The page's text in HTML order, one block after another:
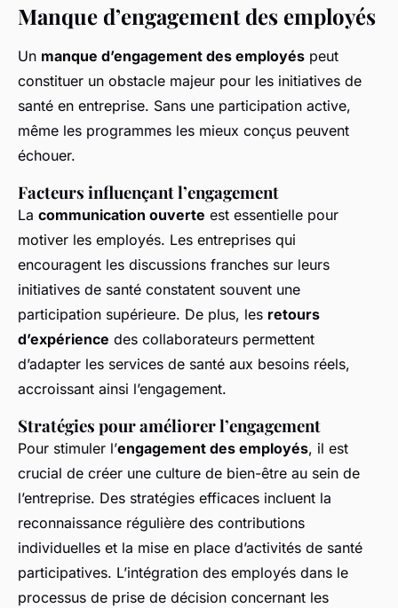
Manque d’engagement des employés
Un manque d’engagement des employés peut
constituer un obstacle majeur pour les initiatives de
santé en entreprise. Sans une participation active,
même les programmes les mieux conçus peuvent
échouer.
Facteurs influençant l’engagement
La communication ouverte est essentielle pour
motiver les employés. Les entreprises qui
encouragent les discussions franches sur leurs
initiatives de santé constatent souvent une
participation supérieure. De plus, les retours
d’expérience des collaborateurs permettent
d’adapter les services de santé aux besoins réels,
accroissant ainsi l’engagement.
Stratégies pour améliorer l’engagement
Pour stimuler l’engagement des employés, il est
crucial de créer une culture de bien-être au sein de
l’entreprise. Des stratégies efficaces incluent la
reconnaissance régulière des contributions
individuelles et la mise en place d’activités de santé
participatives. L’intégration des employés dans le
processus de prise de décision concernant les